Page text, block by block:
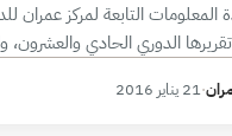
التابعة لمركز عمران
تقريرها الدوري الحادي
الفكر والدراسات العربية
·21 يناير 2016